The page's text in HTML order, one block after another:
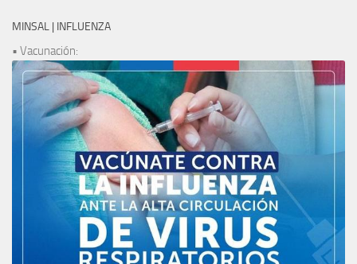
MINSAL | INFLUENZA
• Vacunación: